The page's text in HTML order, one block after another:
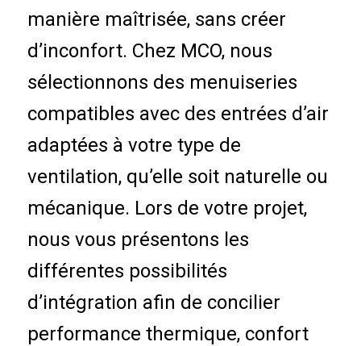
manière maîtrisée, sans créer
d’inconfort. Chez MCO, nous
sélectionnons des menuiseries
compatibles avec des entrées d’air
adaptées à votre type de
ventilation, qu’elle soit naturelle ou
mécanique. Lors de votre projet,
nous vous présentons les
différentes possibilités
d’intégration afin de concilier
performance thermique, confort